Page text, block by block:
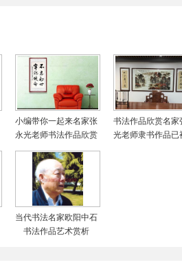
小编带你一起来名家张
永光老师书法作品欣赏
书法作品欣赏名家
光老师隶书作品已
当代书法名家欧阳中石
书法作品艺术赏析